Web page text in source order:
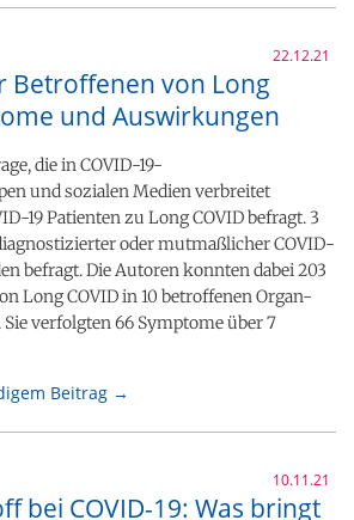
22.12.21
Betroffenen von Long
und Auswirkungen
die in COVID-19-
und sozialen Medien verbreitet
19 Patienten zu Long COVID befragt. 3
oder mutmaßlicher COVID-
befragt. Die Autoren konnten dabei 203
Long COVID in 10 betroffenen Organ-
verfolgten 66 Symptome über 7
Beitrag →
10.11.21
bei COVID-19: Was bringt